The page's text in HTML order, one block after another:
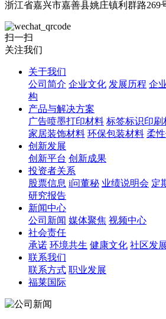
浙江省嘉兴市嘉善县姚庄镇利群路269
扫一扫
关注我们
关于我们
公司简介 企业文化 发展历程 企
构
产品与解决方案
广告喷墨打印材料 标签标识印刷
家居装饰材料 环保包装材料 柔
创新发展
创新平台 创新成果
投资者关系
股票信息 i问董秘 业绩说明会 定
研究报告
新闻中心
公司新闻 媒体聚焦 视频中心
社会责任
承诺 环境共生 健康文化 社区发
联系我们
联系方式 职业发展
福莱国际